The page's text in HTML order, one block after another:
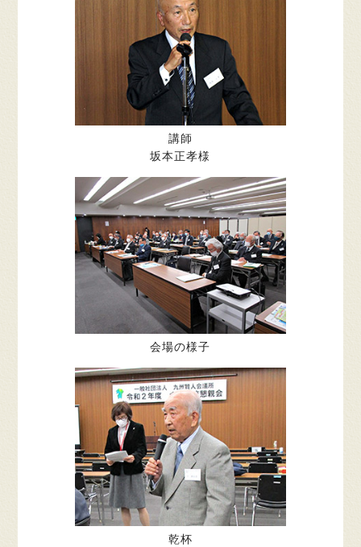
講師
坂本正孝様
会場の様子
乾杯